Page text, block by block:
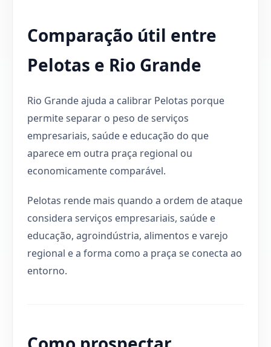
Comparação útil entre
Pelotas e Rio Grande
Rio Grande ajuda a calibrar Pelotas porque
permite separar o peso de serviços
empresariais, saúde e educação do que
aparece em outra praça regional ou
economicamente comparável.
Pelotas rende mais quando a ordem de ataque
considera serviços empresariais, saúde e
educação, agroindústria, alimentos e varejo
regional e a forma como a praça se conecta ao
entorno.